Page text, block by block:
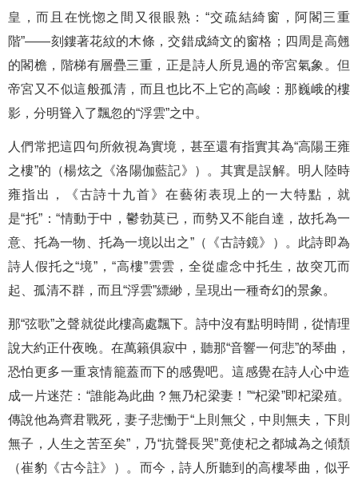
皇，而且在恍惚之間又很眼熟：“交疏結綺窗，阿閣三重
階”——刻鏤著花紋的木條，交錯成綺文的窗格；四周是高翹
的閣檐，階梯有層疊三重，正是詩人所見過的帝宮氣象。但
帝宮又不似這般孤清，而且也比不上它的高峻：那巍峨的樓
影，分明聳入了飄忽的“浮雲”之中。
人們常把這四句所敘視為實境，甚至還有指實其為“高陽王雍
之樓”的（楊炫之《洛陽伽藍記》）。其實是誤解。明人陸時
雍指出，《古詩十九首》在藝術表現上的一大特點，就
是“托”：“情動于中，鬱勃莫已，而勢又不能自達，故托為一
意、托為一物、托為一境以出之”（《古詩鏡》）。此詩即為
詩人假托之“境”，“高樓”雲雲，全從虛念中托生，故突兀而
起、孤清不群，而且“浮雲”縹緲，呈現出一種奇幻的景象。
那“弦歌”之聲就從此樓高處飄下。詩中沒有點明時間，從情理
說大約正什夜晚。在萬籟俱寂中，聽那“音響一何悲”的琴曲，
恐怕更多一重哀情籠蓋而下的感覺吧。這感覺在詩人心中造
成一片迷茫：“誰能為此曲？無乃杞梁妻！”“杞梁”即杞梁殖。
傳說他為齊君戰死，妻子悲慟于“上則無父，中則無夫，下則
無子，人生之苦至矣”，乃“抗聲長哭”竟使杞之都城為之傾頹
（崔豹《古今註》）。而今，詩人所聽到的高樓琴曲，似乎